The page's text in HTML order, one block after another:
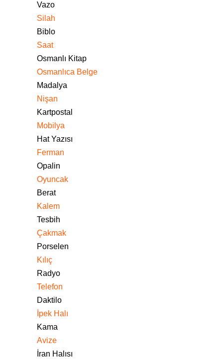
Vazo
Silah
Biblo
Saat
Osmanlı Kitap
Osmanlıca Belge
Madalya
Nişan
Kartpostal
Mobilya
Hat Yazısı
Ferman
Opalin
Oyuncak
Berat
Kalem
Tesbih
Çakmak
Porselen
Kılıç
Radyo
Telefon
Daktilo
İpek Halı
Kama
Avize
İran Halısı